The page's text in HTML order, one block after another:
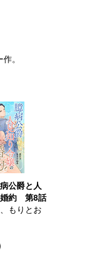
。
公爵と人
婚約 第8話
もりとお